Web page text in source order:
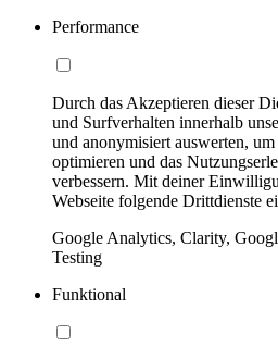
Performance
Durch das Akzeptieren dieser
und Surfverhalten innerhalb
und anonymisiert auswerten, um
optimieren und das
verbessern. Mit deiner
Webseite folgende Drittdienste
Google Analytics, Clarity,
Testing
Funktional